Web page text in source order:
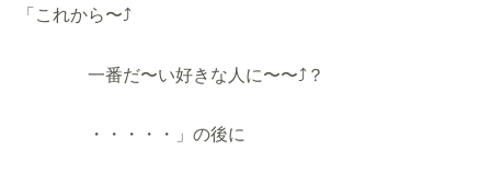
「これから〜⤴︎
一番だ〜い好きな人に〜〜⤴︎？
・・・・・」の後に